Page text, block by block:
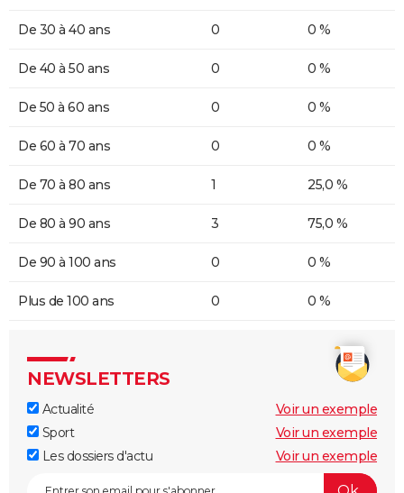
De 30 à 40 ans 0 0 %
De 40 à 50 ans 0 0 %
De 50 à 60 ans 0 0 %
De 60 à 70 ans 0 0 %
De 70 à 80 ans 1 25,0 %
De 80 à 90 ans 3 75,0 %
De 90 à 100 ans 0 0 %
Plus de 100 ans 0 0 %
NEWSLETTERS
Actualité
Voir un exemple
Sport
Voir un exemple
Les dossiers d'actu
Voir un exemple